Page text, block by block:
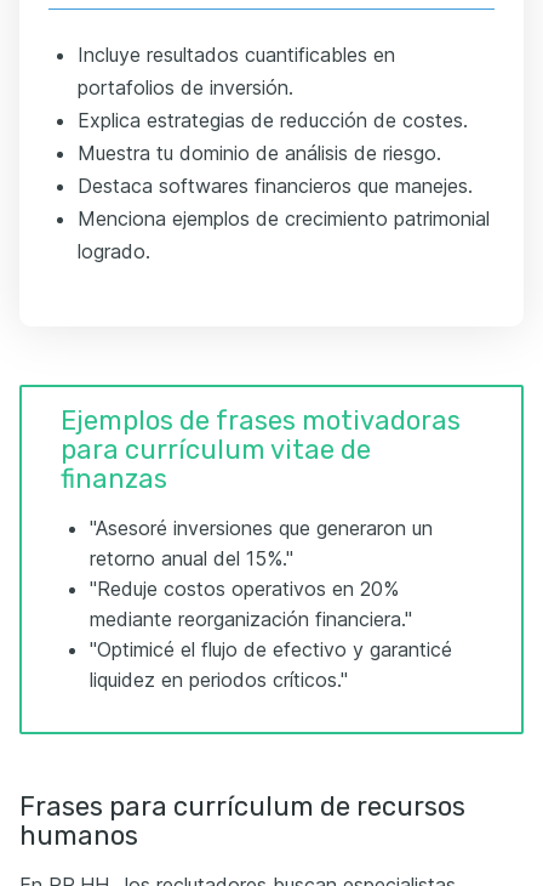
Incluye resultados cuantificables en
portafolios de inversión.
Explica estrategias de reducción de costes.
Muestra tu dominio de análisis de riesgo.
Destaca softwares financieros que manejes.
Menciona ejemplos de crecimiento patrimonial
logrado.
Ejemplos de frases motivadoras
para currículum vitae de
finanzas
"Asesoré inversiones que generaron un
retorno anual del 15%."
"Reduje costos operativos en 20%
mediante reorganización financiera."
"Optimicé el flujo de efectivo y garanticé
liquidez en periodos críticos."
Frases para currículum de recursos
humanos